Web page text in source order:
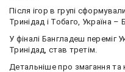
Після ігор в групі
Тринідад і Тобаго, Україна –
У фіналі Бангладеш переміг
Тринідад, став третім.
Детальніше про змагання